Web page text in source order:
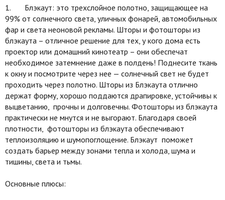
1. Блэкаут: это трехслойное полотно, защищающее на
99% от солнечного света, уличных фонарей, автомобильных
фар и света неоновой рекламы. Шторы и фотошторы из
блэкаута – отличное решение для тех, у кого дома есть
проектор или домашний кинотеатр – они обеспечат
необходимое затемнение даже в полдень! Поднесите ткань
к окну и посмотрите через нее — солнечный свет не будет
проходить через полотно. Шторы из Блэкаута отлично
держат форму, хорошо поддаются драпировке, устойчивы к
выцветанию, прочны и долговечны. Фотошторы из блэкаута
практически не мнутся и не выгорают. Благодаря своей
плотности, фотошторы из блэкаута обеспечивают
теплоизоляцию и шумопоглощение. Блэкаут поможет
создать барьер между зонами тепла и холода, шума и
тишины, света и тьмы.
Основные плюсы: